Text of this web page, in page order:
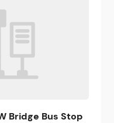
Bridge Bus Stop